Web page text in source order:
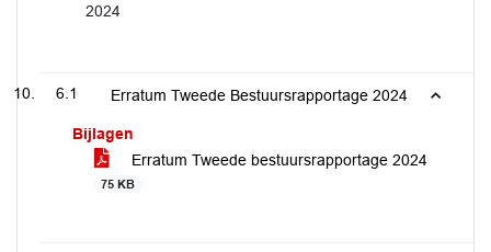
2024
6.1 Erratum Tweede Bestuursrapportage 2024
Bijlagen
Erratum Tweede bestuursrapportage 2024
75 KB